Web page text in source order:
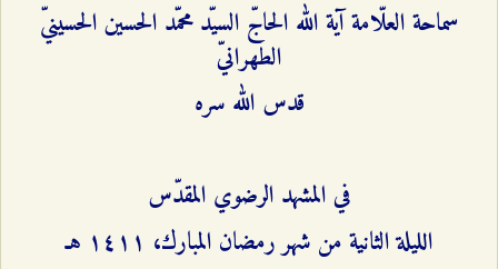
سماحة العلّامة آية الله الحاجّ السيّد محمّد الحسين الحسينيّ
الطهرانيّ
قدس الله سره
في المشهد الرضوي المقدّس
الليلة الثانية من شهر رمضان المبارك، ۱٤۱۱ هـ